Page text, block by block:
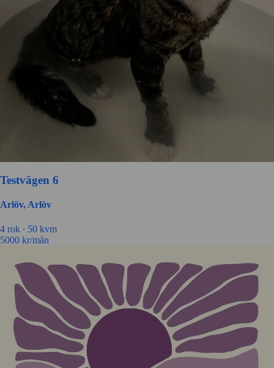
Testvägen 6
Arlöv, Arlöv
4 rok ∙ 50 kvm
5000 kr/mån